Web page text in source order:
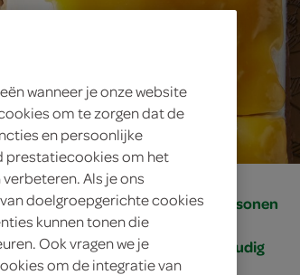
12 personen
eenvoudig
wanneer je onze website
om te zorgen dat de
en persoonlijke
prestatiecookies om het
Als je ons
doelgroepgerichte cookies
kunnen tonen die
Ook vragen we je
om de integratie van